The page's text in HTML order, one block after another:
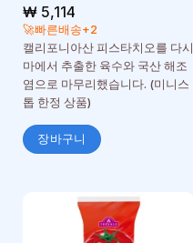
₩5,114
🚀빠른배송+2
캘리포니아산 피스타치오를 다시
마에서 추출한 육수와 국산 해조
염으로 마무리했습니다. (미니스
톱 한정 상품)
장바구니